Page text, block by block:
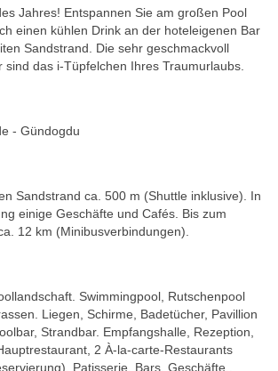
Jahres! Entspannen Sie am großen Pool
einen kühlen Drink an der hoteleigenen Bar
Sandstrand. Die sehr geschmackvoll
sind das i-Tüpfelchen Ihres Traumurlaubs.
- Gündogdu
Sandstrand ca. 500 m (Shuttle inklusive). In
einige Geschäfte und Cafés. Bis zum
12 km (Minibusverbindungen).
Swimmingpool, Rutschenpool
Liegen, Schirme, Badetücher, Pavillion
Strandbar. Empfangshalle, Rezeption,
2 À-la-carte-Restaurants
Patisserie, Bars, Geschäfte,,